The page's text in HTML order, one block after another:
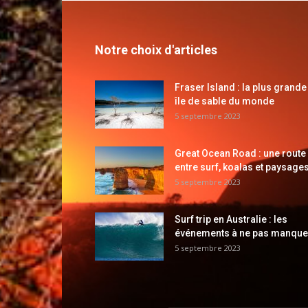
Notre choix d'articles
Fraser Island : la plus grande
île de sable du monde
5 septembre 2023
Great Ocean Road : une route
entre surf, koalas et
5 septembre 2023
Surf trip en Australie : les
événements à ne pas
5 septembre 2023